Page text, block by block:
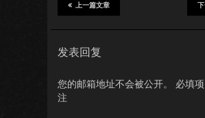
上一篇文章
发表回复
您的邮箱地址不会被公开。 必填
注